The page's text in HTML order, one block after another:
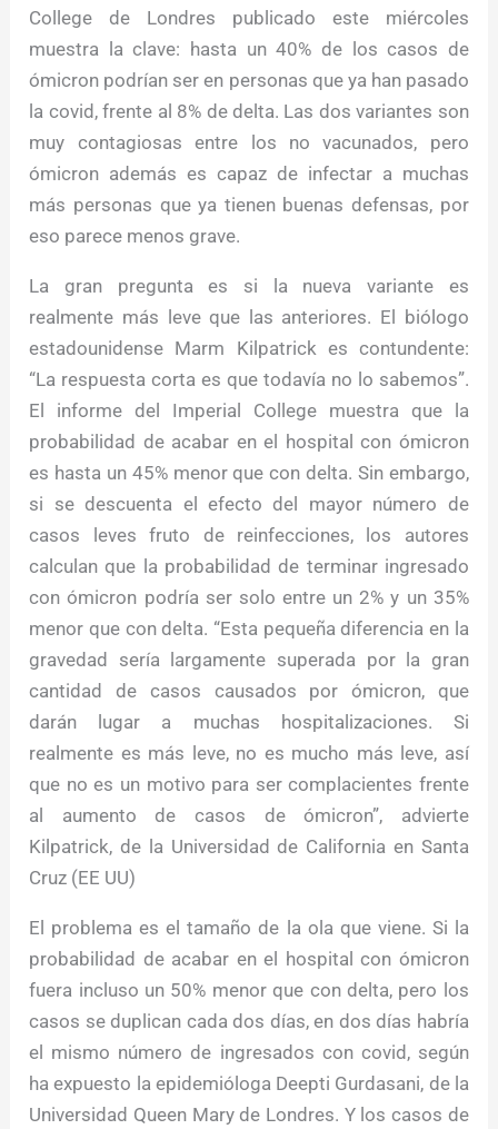
College de Londres publicado este miércoles
muestra la clave: hasta un 40% de los casos de
ómicron podrían ser en personas que ya han pasado
la covid, frente al 8% de delta. Las dos variantes son
muy contagiosas entre los no vacunados, pero
ómicron además es capaz de infectar a muchas
más personas que ya tienen buenas defensas, por
eso parece menos grave.
La gran pregunta es si la nueva variante es
realmente más leve que las anteriores. El biólogo
estadounidense Marm Kilpatrick es contundente:
“La respuesta corta es que todavía no lo sabemos”.
El informe del Imperial College muestra que la
probabilidad de acabar en el hospital con ómicron
es hasta un 45% menor que con delta. Sin embargo,
si se descuenta el efecto del mayor número de
casos leves fruto de reinfecciones, los autores
calculan que la probabilidad de terminar ingresado
con ómicron podría ser solo entre un 2% y un 35%
menor que con delta. “Esta pequeña diferencia en la
gravedad sería largamente superada por la gran
cantidad de casos causados por ómicron, que
darán lugar a muchas hospitalizaciones. Si
realmente es más leve, no es mucho más leve, así
que no es un motivo para ser complacientes frente
al aumento de casos de ómicron”, advierte
Kilpatrick, de la Universidad de California en Santa
Cruz (EE UU)
El problema es el tamaño de la ola que viene. Si la
probabilidad de acabar en el hospital con ómicron
fuera incluso un 50% menor que con delta, pero los
casos se duplican cada dos días, en dos días habría
el mismo número de ingresados con covid, según
ha expuesto la epidemióloga Deepti Gurdasani, de la
Universidad Queen Mary de Londres. Y los casos de